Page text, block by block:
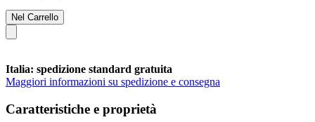
Nel Carrello
Italia: spedizione standard gratuita
Maggiori informazioni su spedizione e consegna
Caratteristiche e proprietà